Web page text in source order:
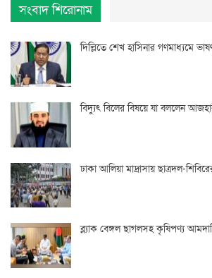
সংবাদ শিরোনাম
দিল্লিতে শেখ হাসিনার গণমাধ্যমে
বিদ্যুৎ বিলের বিষয়ে যা বললেন
ঢাকা আলিয়া মাদ্রাসায় ছাত্রদল-
ব্ল্যাক বেঙ্গল ছাগলসহ কৃষিপণ্য